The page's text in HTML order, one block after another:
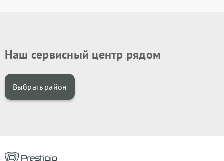
Наш сервисный центр рядом
Выбрать район